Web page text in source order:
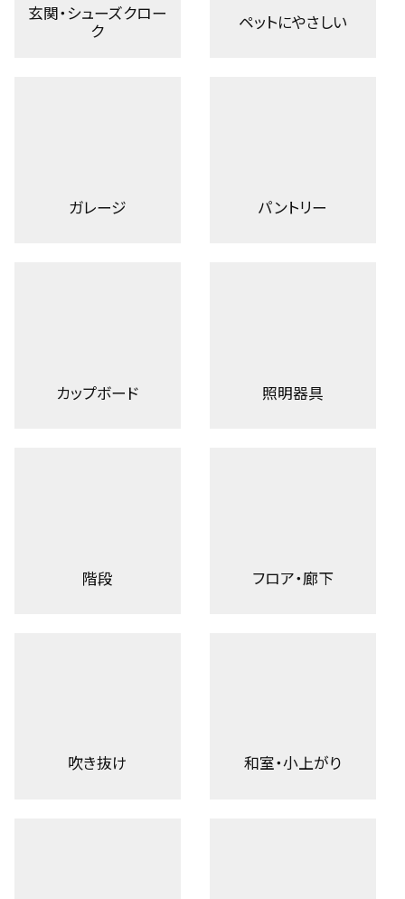
玄関・シューズクロー
ク
ペットにやさしい
ガレージ パントリー
カップボード 照明器具
階段 フロア・廊下
吹き抜け 和室・小上がり